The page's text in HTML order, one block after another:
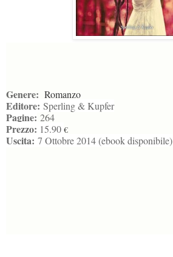
Genere: Romanzo
Editore: Sperling & Kupfer
Pagine: 264
Prezzo: 15.90 €
Uscita: 7 Ottobre 2014 (ebook disponibile)